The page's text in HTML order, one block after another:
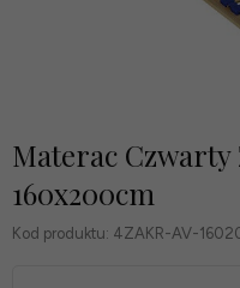
Materac Czwarty
160x200cm
Kod produktu: 4ZAKR-AV-